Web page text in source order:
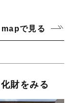
で見る
財をみる